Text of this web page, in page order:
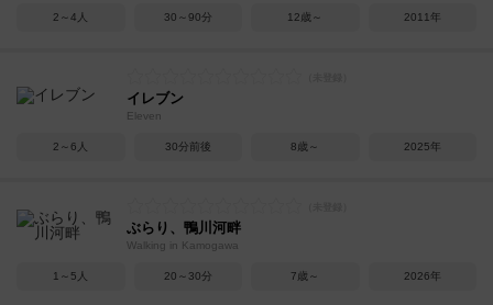
2～4人 30～90分 12歳～ 2011年
イレブン
Eleven
2～6人 30分前後 8歳～ 2025年
ぶらり、鴨川河畔
Walking in Kamogawa
1～5人 20～30分 7歳～ 2026年